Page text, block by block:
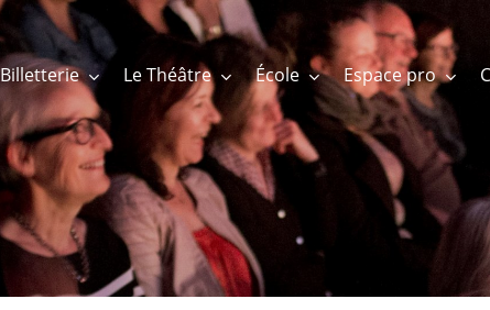
Billetterie Le Théâtre École Espace pro